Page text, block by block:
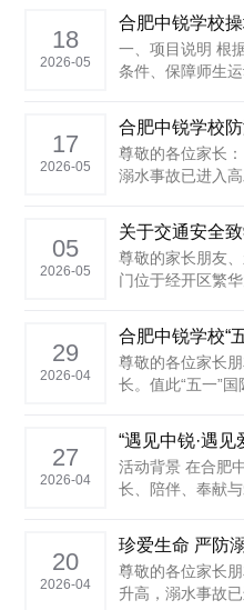
标，欢迎符合资格条
基本信息 项目名称：合肥中锐学校食堂电力改造项
目 招标单位：
18
2026-05
合肥中锐学校
一、项目说明 根据学校发展需求，为完善体育教学
条件、保障师生
的投标人积极参与。 二、项目概况与招标范
目名称：合肥中锐学
点......
17
2026-05
合肥中锐学校
尊敬的各位家长： 您好！ 随着夏季气温持续攀
溺水事故已进入
悲剧的发生，都
痛。为切实保障
发生，合肥中锐
您......
05
2026-05
关于交通安全
尊敬的家长朋友、亲爱的
门位于经开区繁
工作人员在执勤
骑乘电动车不佩
明现象时有发生
29
2026-04
合肥中锐学校“
尊敬的各位家长朋友： 您好！ 五月
长。值此“五一”
学校全体教职工
问候！感谢您一
持与配合。 为了让孩子们度过一个安全、健康、快
乐、充实的假期
27
2026-04
活动背景 在合肥中锐学校，每一天都发生着关于成
长、陪伴、奉献
契的协作，共同
为记录这些美好
感，特举办本次“
活动。 ......
20
2026-04
尊敬的各位家长朋友： 您好！ 春夏交
升高，溺水事故